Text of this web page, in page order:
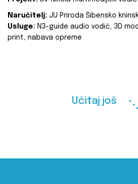
Naručitelj: JU Priroda Šibensko
Usluge: N3-guide audio vodič, 3D
print, nabava opreme
Učitaj još